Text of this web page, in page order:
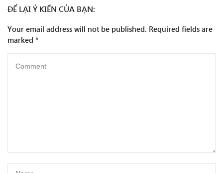
ĐỂ LẠI Ý KIẾN CỦA BẠN:
Your email address will not be published. Required fields are
marked *